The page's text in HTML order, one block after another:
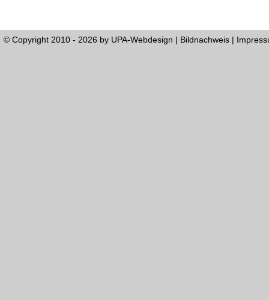
© Copyright 2010 - 2026 by UPA-Webdesign | Bildnachweis |